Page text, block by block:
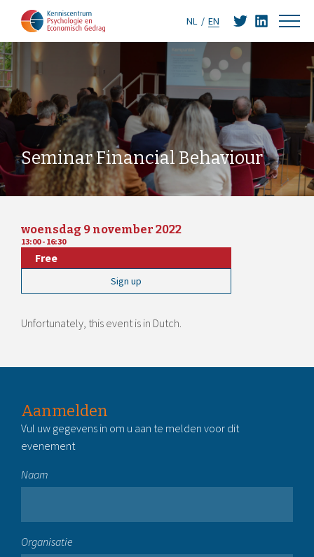
NL EN
Seminar Financial Behaviour
woensdag 9 november 2022
13:00 - 16:30
Free
Sign up
Unfortunately, this event is in Dutch.
Aanmelden
Vul uw gegevens in om u aan te melden voor dit
evenement
Naam
Organisatie